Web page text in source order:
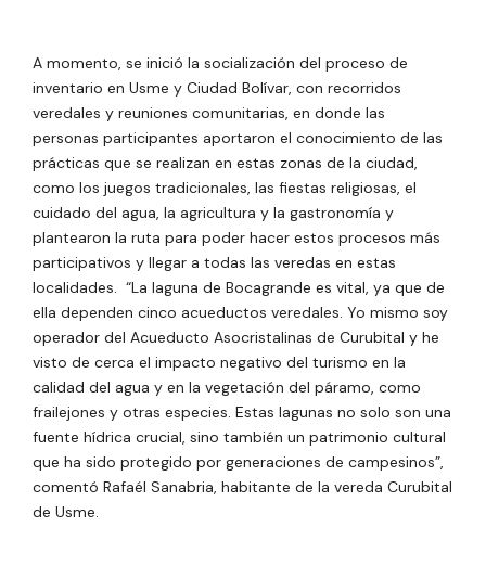
A momento, se inició la socialización del proceso de
inventario en Usme y Ciudad Bolívar, con recorridos
veredales y reuniones comunitarias, en donde las
personas participantes aportaron el conocimiento de las
prácticas que se realizan en estas zonas de la ciudad,
como los juegos tradicionales, las fiestas religiosas, el
cuidado del agua, la agricultura y la gastronomía y
plantearon la ruta para poder hacer estos procesos más
participativos y llegar a todas las veredas en estas
localidades. “La laguna de Bocagrande es vital, ya que de
ella dependen cinco acueductos veredales. Yo mismo soy
operador del Acueducto Asocristalinas de Curubital y he
visto de cerca el impacto negativo del turismo en la
calidad del agua y en la vegetación del páramo, como
frailejones y otras especies. Estas lagunas no solo son una
fuente hídrica crucial, sino también un patrimonio cultural
que ha sido protegido por generaciones de campesinos”,
comentó Rafaél Sanabria, habitante de la vereda Curubital
de Usme.